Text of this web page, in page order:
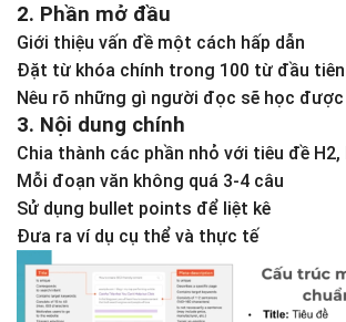
2. Phần mở đầu
Giới thiệu vấn đề một cách hấp dẫn
Đặt từ khóa chính trong 100 từ đầu tiên
Nêu rõ những gì người đọc sẽ học được
3. Nội dung chính
Chia thành các phần nhỏ với tiêu đề H2,
Mỗi đoạn văn không quá 3-4 câu
Sử dụng bullet points để liệt kê
Đưa ra ví dụ cụ thể và thực tế